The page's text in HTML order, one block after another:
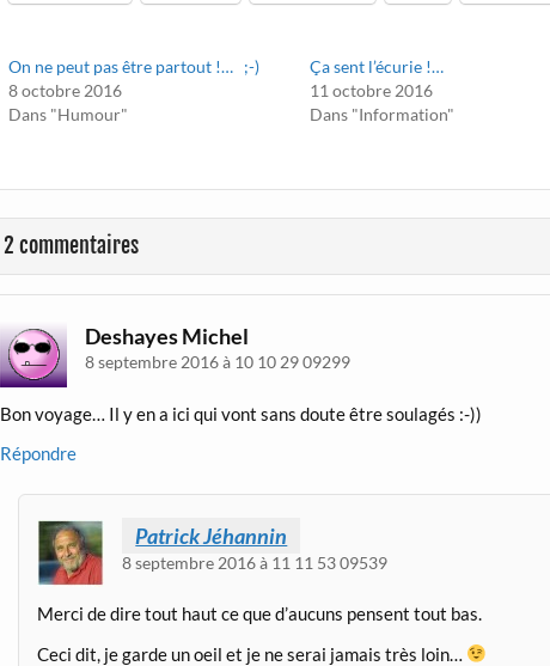
On ne peut pas être partout !… ;-)
8 octobre 2016
Dans "Humour"
Ça sent l’écurie !…
11 octobre 2016
Dans "Information"
2 commentaires
Deshayes Michel
8 septembre 2016 à 10 10 29 09299
Bon voyage… Il y en a ici qui vont sans doute être soulagés :-))
Répondre
Patrick Jéhannin
8 septembre 2016 à 11 11 53 09539
Merci de dire tout haut ce que d’aucuns pensent tout bas.
Ceci dit, je garde un oeil et je ne serai jamais très loin…